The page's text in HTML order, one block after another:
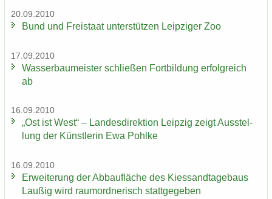
20.09.2010
Bund und Frei­staat un­ter­stüt­zen Leip­zi­ger Zoo
17.09.2010
Was­ser­bau­meis­ter schlie­ßen Fort­bil­dung er­folg­reich
ab
16.09.2010
„Ost ist West“ – Lan­des­di­rek­ti­on Leip­zig zeigt Aus­stel­
lung der Künst­le­rin Ewa Pohl­ke
16.09.2010
Er­wei­te­rung der Ab­bau­flä­che des Kies­sand­ta­ge­baus
Lau­ßig wird raum­ord­ne­risch statt­ge­ge­ben